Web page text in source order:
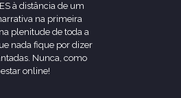
à distância de um
na primeira
plenitude de toda a
nada fique por dizer
Nunca, como
online!